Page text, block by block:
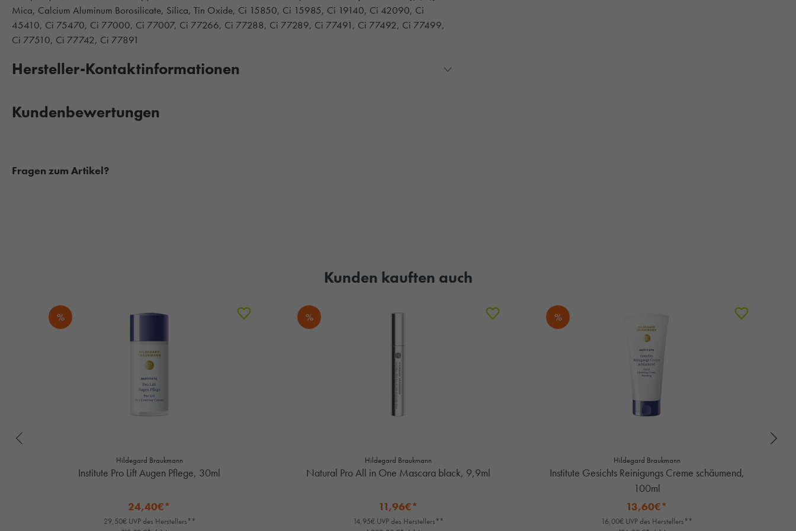
Mica, Calcium Aluminum Borosilicate, Silica, Tin Oxide, Ci 15850, Ci 15985, Ci 19140, Ci 42090, Ci
45410, Ci 75470, Ci 77000, Ci 77007, Ci 77266, Ci 77288, Ci 77289, Ci 77491, Ci 77492, Ci 77499,
Ci 77510, Ci 77742, Ci 77891
Hersteller-Kontaktinformationen
Kundenbewertungen
Fragen zum Artikel?
Kunden kauften auch
%
Hildegard Braukmann
Institute Pro Lift Augen Pflege, 30ml
24,40€*
29,50€ UVP des Herstellers**
%
Hildegard Braukmann
Natural Pro All in One Mascara black, 9,9ml
11,96€*
14,95€ UVP des Herstellers**
%
Hildegard Braukmann
Institute Gesichts Reinigungs Creme schäumend,
100ml
13,60€*
16,00€ UVP des Herstellers**